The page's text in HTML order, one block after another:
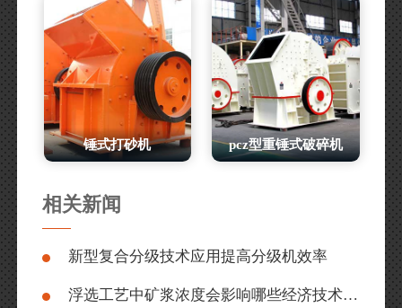
锤式打砂机 pcz型重锤式破碎机
相关新闻
新型复合分级技术应用提高分级机效率
浮选工艺中矿浆浓度会影响哪些经济技术指标？